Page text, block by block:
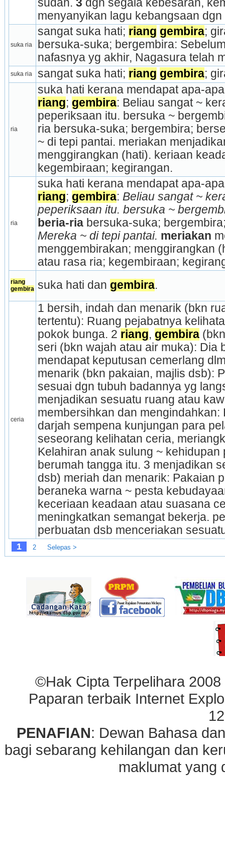
sudah. 3 dgn segala kebesaran,
menyanyikan lagu kebangsaan dgn
suka ria
sangat suka hati; riang gembira;
bersuka-suka; bergembira:
nafasnya yg akhir, Nagasura telah
suka ria sangat suka hati; riang gembira;
ria
riang; gembira: Beliau sangat ~
peperiksaan itu. bersuka ~
ria bersuka-suka; bergembira;
~ di tepi pantai. meriakan
menggirangkan (hati). keriaan
kegembiraan; kegirangan.
ria
riang; gembira: Beliau sangat ~
peperiksaan itu. bersuka ~
beria-ria bersuka-suka;
Mereka ~ di tepi pantai. meriakan
menggembirakan; menggirangkan
atau rasa ria; kegembiraan;
riang
gembira suka hati dan gembira.
ceria
1 bersih, indah dan menarik (bkn
tertentu): Ruang pejabatnya
pokok bunga. 2 riang, gembira
seri (bkn wajah atau air muka): Dia
mendapat keputusan cemerlang
menarik (bkn pakaian, majlis dsb):
sesuai dgn tubuh badannya yg
menjadikan sesuatu ruang atau
membersihkan dan mengindahkan:
darjah sempena kunjungan para
seseorang kelihatan ceria,
Kelahir­an anak sulung ~ kehidupan
berumah tangga itu. 3 menjadikan
dsb) meriah dan menarik: Pakaian
beraneka warna ~ pesta
keceriaan keadaan atau suasana
meningkatkan semangat bekerja.
perbuatan dsb menceriakan
1 2 Selepas >
©Hak Cipta Terpelihara
Paparan terbaik Internet
PENAFIAN: Dewan Bahasa
bagi sebarang kehilangan dan
maklumat yang